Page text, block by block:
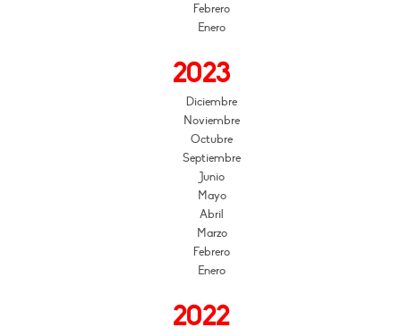
Febrero
Enero
2023
Diciembre
Noviembre
Octubre
Septiembre
Junio
Mayo
Abril
Marzo
Febrero
Enero
2022